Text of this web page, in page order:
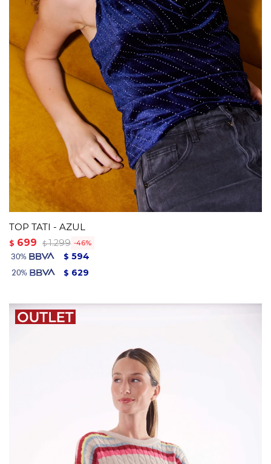
TOP TATI - AZUL
$ 699 $ 1.299 46
$ 594
$ 629